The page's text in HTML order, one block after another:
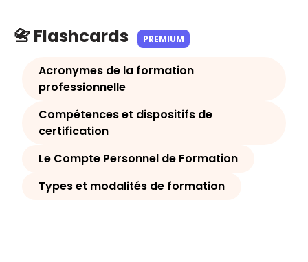
📇 Flashcards PREMIUM
Acronymes de la formation
professionnelle
Compétences et dispositifs de
certification
Le Compte Personnel de Formation
Types et modalités de formation